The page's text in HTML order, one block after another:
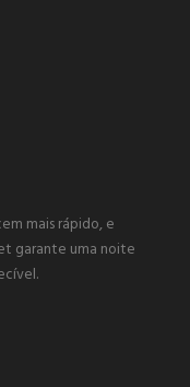
mais rápido, e
garante uma noite